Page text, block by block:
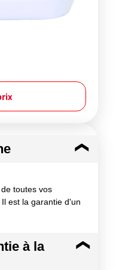
toutes vos
est la garantie d'un
à la